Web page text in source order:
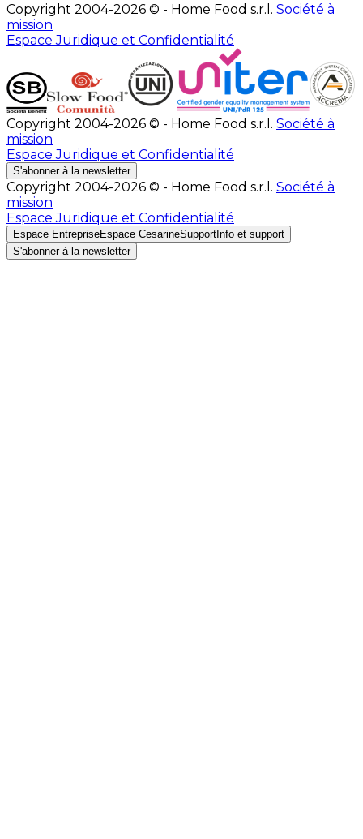
Copyright 2004-2026 © - Home Food s.r.l. Société à
mission
Espace Juridique et Confidentialité
Copyright 2004-2026 © - Home Food s.r.l. Société à
mission
Espace Juridique et Confidentialité
S'abonner à la newsletter
Copyright 2004-2026 © - Home Food s.r.l. Société à
mission
Espace Juridique et Confidentialité
Espace EntrepriseEspace CesarineSupport Info et support
S'abonner à la newsletter